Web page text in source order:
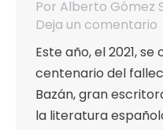
Por Alberto Gómez
Deja un comentario
Este año, el 2021,
centenario del
Bazán, gran
la literatura